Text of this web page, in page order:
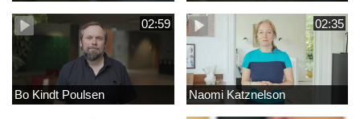
02:59
Bo Kindt Poulsen
02:35
Naomi Katznelson